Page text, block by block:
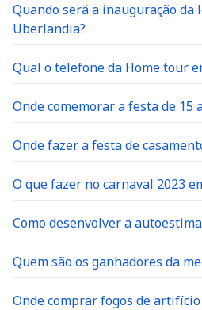
Quando será a inauguração da
Uberlandia?
Qual o telefone da Home tour
Onde comemorar a festa de 15
Onde fazer a festa de
O que fazer no carnaval 2023
Como desenvolver a
Quem são os ganhadores da
Onde comprar fogos de